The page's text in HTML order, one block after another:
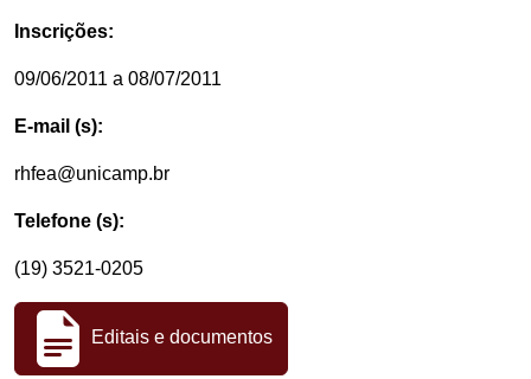
Inscrições:
09/06/2011 a 08/07/2011
E-mail (s):
rhfea@unicamp.br
Telefone (s):
(19) 3521-0205
Editais e documentos